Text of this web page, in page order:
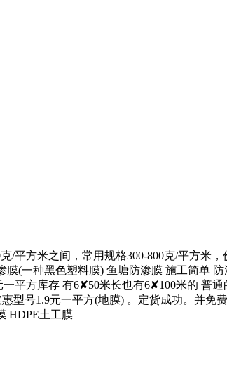
/平方米之间，常用规格300-800克/平方米
(一种黑色塑料膜) 鱼塘防渗膜 施工简单 防
平方库存 有6✘50米长也有6✘100米的 普
型号1.9元一平方(地膜) 。定货成功。并免
HDPE土工膜